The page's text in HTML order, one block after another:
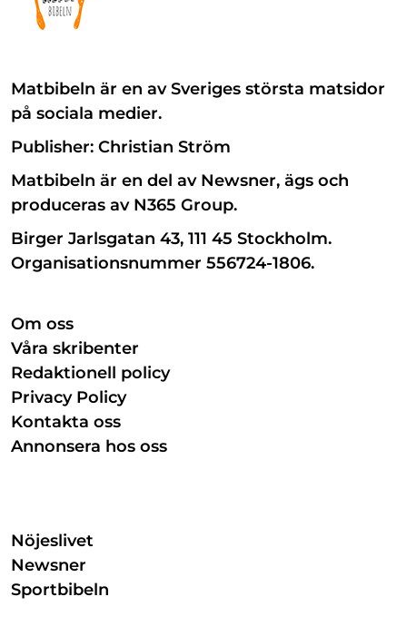
Matbibeln är en av Sveriges största matsidor
på sociala medier.
Publisher: Christian Ström
Matbibeln är en del av Newsner, ägs och
produceras av N365 Group.
Birger Jarlsgatan 43, 111 45 Stockholm.
Organisationsnummer 556724-1806.
Om oss
Våra skribenter
Redaktionell policy
Privacy Policy
Kontakta oss
Annonsera hos oss
Nöjeslivet
Newsner
Sportbibeln